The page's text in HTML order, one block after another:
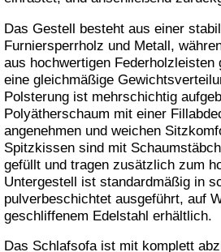
Das Gestell besteht aus einer
Furniersperrholz und Metall,
aus hochwertigen
eine gleichmäßige
Polsterung ist mehrschichtig
Polyätherschaum mit einer
angenehmen und weichen
Spitzkissen sind mit
gefüllt und tragen zusätzlich zum
Untergestell ist standardmäßig in
pulverbeschichtet ausgeführt, auf
geschliffenem Edelstahl erhältlich.
Das Schlafsofa ist mit komplett